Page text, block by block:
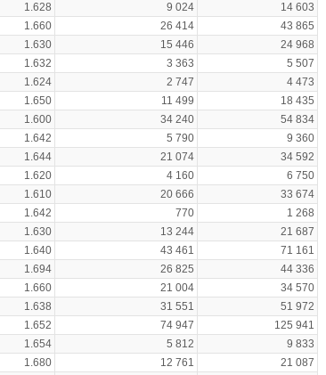
1.628 9 024
14 603
1.660 26 414
43 865
1.630 15 446
24 968
1.632 3 363
5 507
1.624 2 747
4 473
1.650 11 499
18 435
1.600 34 240
54 834
1.642 5 790
9 360
1.644 21 074
34 592
1.620 4 160
6 750
1.610 20 666
33 674
1.642 770
1 268
1.630 13 244
21 687
1.640 43 461
71 161
1.694 26 825
44 336
1.660 21 004
34 570
1.638 31 551
51 972
1.652 74 947
125 941
1.654 5 812
9 833
1.680 12 761 21 087